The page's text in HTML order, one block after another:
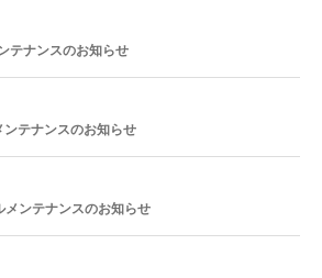
テナンスのお知らせ
テナンスのお知らせ
ンテナンスのお知らせ